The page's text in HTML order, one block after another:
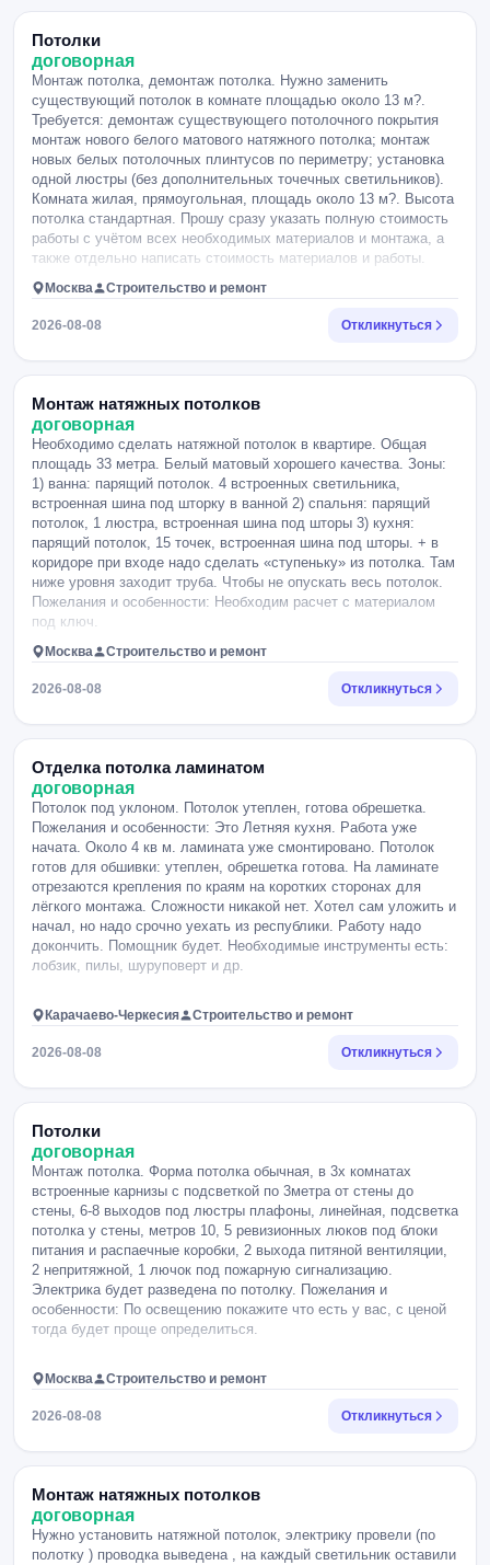
Потолки
договорная
Монтаж потолка, демонтаж потолка. Нужно заменить
существующий потолок в комнате площадью около 13 м?.
Требуется: демонтаж существующего потолочного покрытия
монтаж нового белого матового натяжного потолка; монтаж
новых белых потолочных плинтусов по периметру; установка
одной люстры (без дополнительных точечных светильников).
Комната жилая, прямоугольная, площадь около 13 м?. Высота
потолка стандартная. Прошу сразу указать полную стоимость
работы с учётом всех необходимых материалов и монтажа, а
также отдельно написать стоимость материалов и работы.
Москва Строительство и ремонт
2026-08-08 Откликнуться
Монтаж натяжных потолков
договорная
Необходимо сделать натяжной потолок в квартире. Общая
площадь 33 метра. Белый матовый хорошего качества. Зоны:
1) ванна: парящий потолок. 4 встроенных светильника,
встроенная шина под шторку в ванной 2) спальня: парящий
потолок, 1 люстра, встроенная шина под шторы 3) кухня:
парящий потолок, 15 точек, встроенная шина под шторы. + в
коридоре при входе надо сделать «ступеньку» из потолка. Там
ниже уровня заходит труба. Чтобы не опускать весь потолок.
Пожелания и особенности: Необходим расчет с материалом
под ключ.
Москва Строительство и ремонт
2026-08-08 Откликнуться
Отделка потолка ламинатом
договорная
Потолок под уклоном. Потолок утеплен, готова обрешетка.
Пожелания и особенности: Это Летняя кухня. Работа уже
начата. Около 4 кв м. ламината уже смонтировано. Потолок
готов для обшивки: утеплен, обрешетка готова. На ламинате
отрезаются крепления по краям на коротких сторонах для
лёгкого монтажа. Сложности никакой нет. Хотел сам уложить и
начал, но надо срочно уехать из республики. Работу надо
докончить. Помощник будет. Необходимые инструменты есть:
лобзик, пилы, шуруповерт и др.
Карачаево-Черкесия Строительство и ремонт
2026-08-08 Откликнуться
Потолки
договорная
Монтаж потолка. Форма потолка обычная, в 3х комнатах
встроенные карнизы с подсветкой по 3метра от стены до
стены, 6-8 выходов под люстры плафоны, линейная, подсветка
потолка у стены, метров 10, 5 ревизионных люков под блоки
питания и распаечные коробки, 2 выхода питяной вентиляции,
2 непритяжной, 1 лючок под пожарную сигнализацию.
Электрика будет разведена по потолку. Пожелания и
особенности: По освещению покажите что есть у вас, с ценой
тогда будет проще определиться.
Москва Строительство и ремонт
2026-08-08 Откликнуться
Монтаж натяжных потолков
договорная
Нужно установить натяжной потолок, электрику провели (по
полотку ) проводка выведена , на каждый светильник оставили